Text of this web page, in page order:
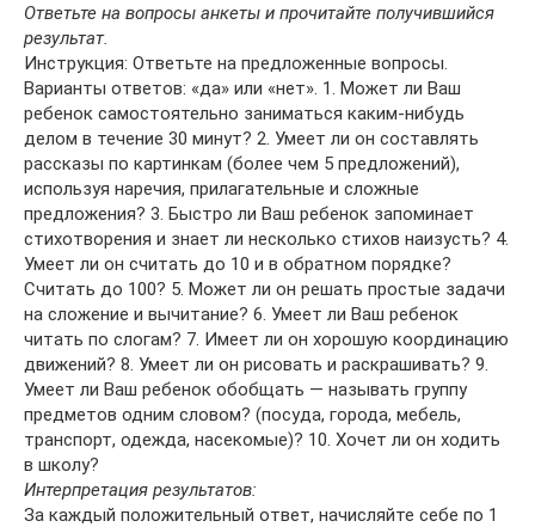
Ответьте на вопросы анкеты и прочитайте получившийся
результат.
Инструкция: Ответьте на предложенные вопросы.
Варианты ответов: «да» или «нет». 1. Может ли Ваш
ребенок самостоятельно заниматься каким-нибудь
делом в течение 30 минут? 2. Умеет ли он составлять
рассказы по картинкам (более чем 5 предложений),
используя наречия, прилагательные и сложные
предложения? 3. Быстро ли Ваш ребенок запоминает
стихотворения и знает ли несколько стихов наизусть? 4.
Умеет ли он считать до 10 и в обратном порядке?
Считать до 100? 5. Может ли он решать простые задачи
на сложение и вычитание? 6. Умеет ли Ваш ребенок
читать по слогам? 7. Имеет ли он хорошую координацию
движений? 8. Умеет ли он рисовать и раскрашивать? 9.
Умеет ли Ваш ребенок обобщать — называть группу
предметов одним словом? (посуда, города, мебель,
транспорт, одежда, насекомые)? 10. Хочет ли он ходить
в школу?
Интерпретация результатов:
За каждый положительный ответ, начисляйте себе по 1